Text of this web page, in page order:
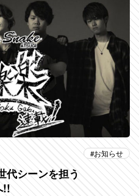
お知らせ
代シーンを担う
!!